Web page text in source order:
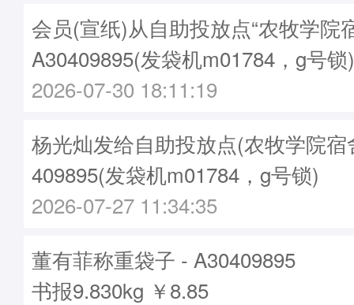
会员(宣纸)从自助投放点“农牧学院
A30409895(发袋机m01784，g号锁)
2026-07-30 18:11:19
杨光灿发给自助投放点(农牧学院
409895(发袋机m01784，g号锁)
2026-07-27 11:34:35
董有菲称重袋子 - A30409895
书报9.830kg ￥8.85